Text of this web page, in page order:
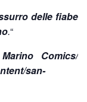
delle fiabe
.“
Comics/
san-